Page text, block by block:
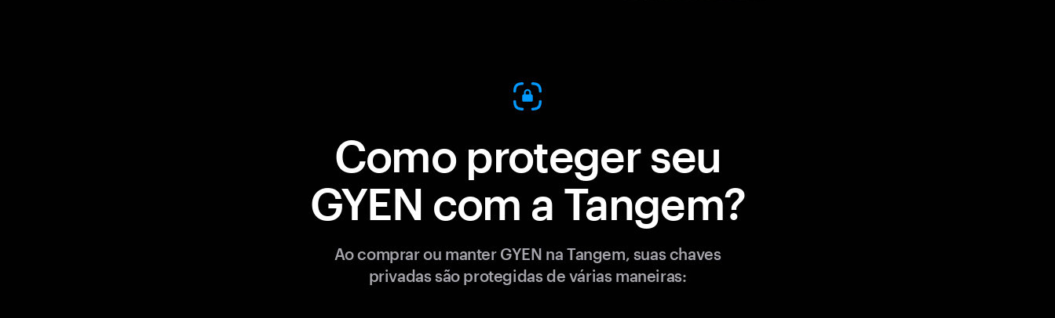
Como proteger seu
GYEN com a Tangem?
Ao comprar ou manter GYEN na Tangem, suas chaves
privadas são protegidas de várias maneiras: